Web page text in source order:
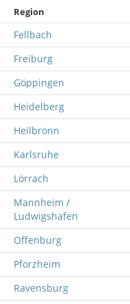
Region
Fellbach
Freiburg
Göppingen
Heidelberg
Heilbronn
Karlsruhe
Lörrach
Mannheim /
Ludwigshafen
Offenburg
Pforzheim
Ravensburg